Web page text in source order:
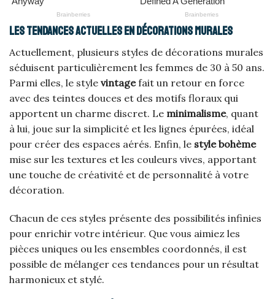
Les tendances actuelles en décorations murales
Actuellement, plusieurs styles de décorations murales
séduisent particulièrement les femmes de 30 à 50 ans.
Parmi elles, le style vintagefait un retour en force
avec des teintes douces et des motifs floraux qui
apportent un charme discret. Le minimalisme, quant
à lui, joue sur la simplicité et les lignes épurées, idéal
pour créer des espaces aérés. Enfin, le style bohème
mise sur les textures et les couleurs vives, apportant
une touche de créativité et de personnalité à votre
décoration.
Chacun de ces styles présente des possibilités infinies
pour enrichir votre intérieur. Que vous aimiez les
pièces uniques ou les ensembles coordonnés, il est
possible de mélanger ces tendances pour un résultat
harmonieux et stylé.